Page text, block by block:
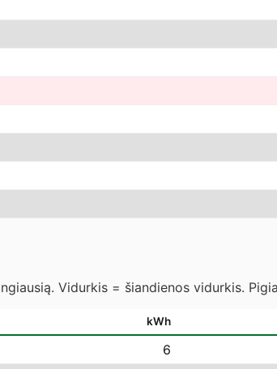
Vidurkis = šiandienos vidurkis.
kWh
6